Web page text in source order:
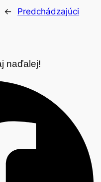
←
Predchádzajúci
naďalej!